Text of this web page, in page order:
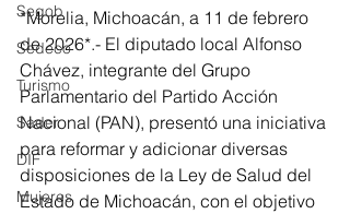
Segob
Sedeco
Turismo
Sader
DIF
Mujeres
*Morelia, Michoacán, a 11 de febrero
de 2026*.- El diputado local Alfonso
Chávez, integrante del Grupo
Parlamentario del Partido Acción
Nacional (PAN), presentó una iniciativa
para reformar y adicionar diversas
disposiciones de la Ley de Salud del
Estado de Michoacán, con el objetivo